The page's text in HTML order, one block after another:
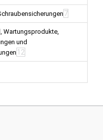
7
Wartungsprodukte,
und
12